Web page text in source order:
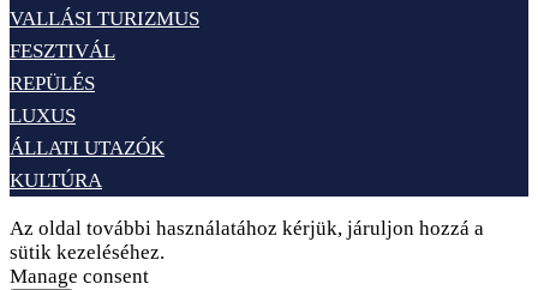
VALLÁSI TURIZMUS
FESZTIVÁL
REPÜLÉS
LUXUS
ÁLLATI UTAZÓK
KULTÚRA
Az oldal további használatához kérjük, járuljon hozzá a
sütik kezeléséhez.
Manage consent